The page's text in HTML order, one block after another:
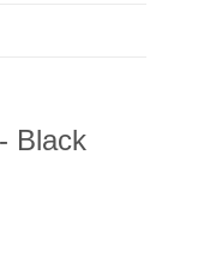
Black